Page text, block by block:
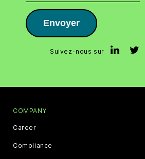
Envoyer
Suivez-nous sur
COMPANY
Career
Compliance